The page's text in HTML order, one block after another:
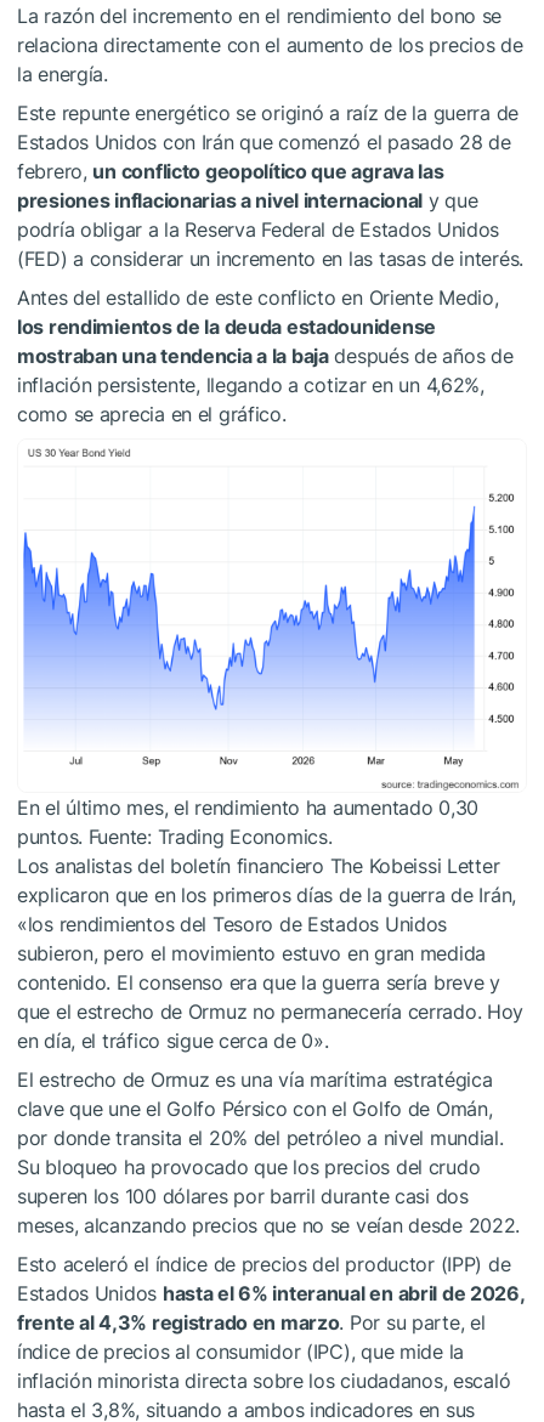
La razón del incremento en el rendimiento del bono se
relaciona directamente con el aumento de los precios de
la energía.
Este repunte energético se originó a raíz de la guerra de
Estados Unidos con Irán que comenzó el pasado 28 de
febrero, un conflicto geopolítico que agrava las
presiones inflacionarias a nivel internacional y que
podría obligar a la Reserva Federal de Estados Unidos
(FED) a considerar un incremento en las tasas de interés.
Antes del estallido de este conflicto en Oriente Medio,
los rendimientos de la deuda estadounidense
mostraban una tendencia a la bajadespués de años de
inflación persistente, llegando a cotizar en un 4,62%,
como se aprecia en el gráfico.
En el último mes, el rendimiento ha aumentado 0,30
puntos. Fuente: Trading Economics.
Los analistas del boletín financiero The Kobeissi Letter
explicaron que en los primeros días de la guerra de Irán,
«los rendimientos del Tesoro de Estados Unidos
subieron, pero el movimiento estuvo en gran medida
contenido. El consenso era que la guerra sería breve y
que el estrecho de Ormuz no permanecería cerrado. Hoy
en día, el tráfico sigue cerca de 0».
El estrecho de Ormuz es una vía marítima estratégica
clave que une el Golfo Pérsico con el Golfo de Omán,
por donde transita el 20% del petróleo a nivel mundial.
Su bloqueo ha provocado que los precios del crudo
superen los 100 dólares por barril durante casi dos
meses, alcanzando precios que no se veían desde 2022.
Esto aceleró el índice de precios del productor (IPP) de
Estados Unidos hasta el 6% interanual en abril de 2026,
frente al 4,3% registrado en marzo. Por su parte, el
índice de precios al consumidor (IPC), que mide la
inflación minorista directa sobre los ciudadanos, escaló
hasta el 3,8%, situando a ambos indicadores en sus